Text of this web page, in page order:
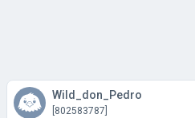
Wild_don_Pedro
[802583787]